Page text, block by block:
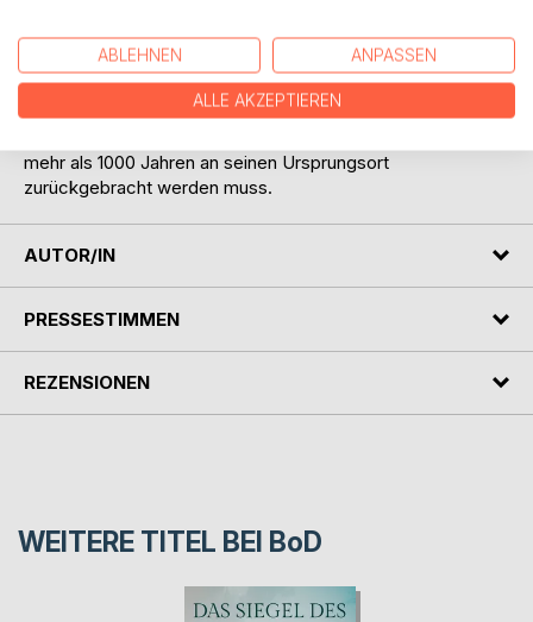
Mainz führen, wo unlängst bei archäologischen
Ausgrabungen der Sarkophag des Bischofs entdeckt und
identifiziert wurde, der während seines Pontifikats einst die
erste Eichener Kapelle weihte und den damaligen Priester
mehr als 1000 Jahren an seinen Ursprungsort
zurückgebracht werden muss.
AUTOR/IN
PRESSESTIMMEN
REZENSIONEN
WEITERE TITEL BEI BoD
ABLEHNEN ANPASSEN
ALLE AKZEPTIEREN